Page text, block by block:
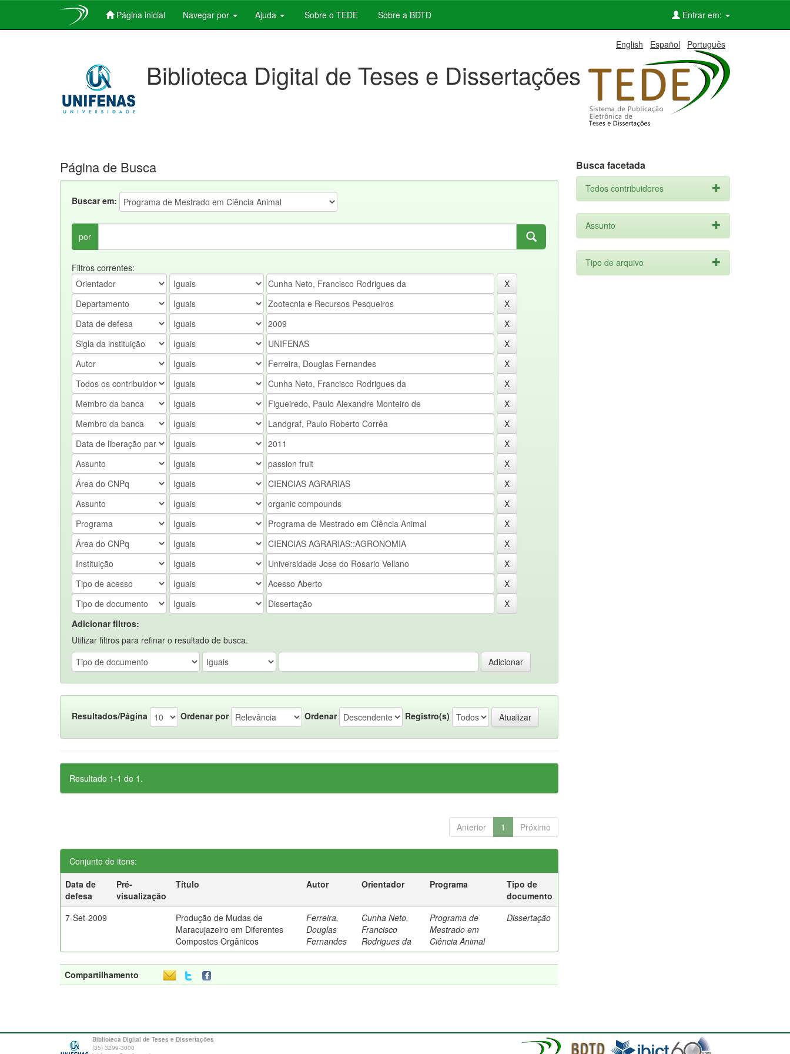
Página inicial Navegar por Ajuda Sobre o TEDE Sobre a BDTD Entrar em:
English Español Português
Biblioteca Digital de Teses e Dissertações
Página de Busca
Buscar em:
por
Filtros correntes:
Adicionar filtros:
Utilizar filtros para refinar o resultado de busca.
Resultados/Página Ordenar por Ordenar Registro(s)
Resultado 1-1 de 1.
Anterior 1 Próximo
Conjunto de itens:
Data de
defesa
Pré-
visualização
Título Autor Orientador Programa
Tipo de
documento
7-Set-2009
Produção de Mudas de
Maracujazeiro em Diferentes
Compostos Orgânicos
Ferreira,
Douglas
Fernandes
Cunha Neto,
Francisco
Rodrigues da
Programa de
Mestrado em
Ciência Animal
Dissertação
Compartilhamento
Busca facetada
Todos contribuidores
Assunto
Tipo de arquivo
Biblioteca Digital de Teses e Dissertações
(35) 3299-3000